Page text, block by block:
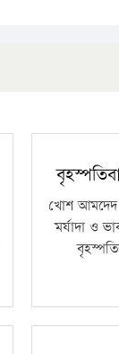
খোশ আমদেদ
মর্যাদা ও